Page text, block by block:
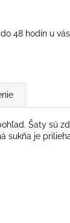
48 hodín u
Šaty sú
sukňa je